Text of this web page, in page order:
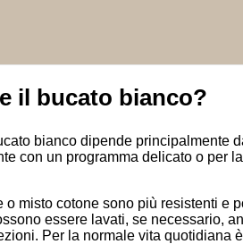
il bucato bianco?
bianco dipende principalmente
con un programma delicato o
misto cotone sono più resistenti e
essere lavati, se necessario,
Per la normale vita quotidiana